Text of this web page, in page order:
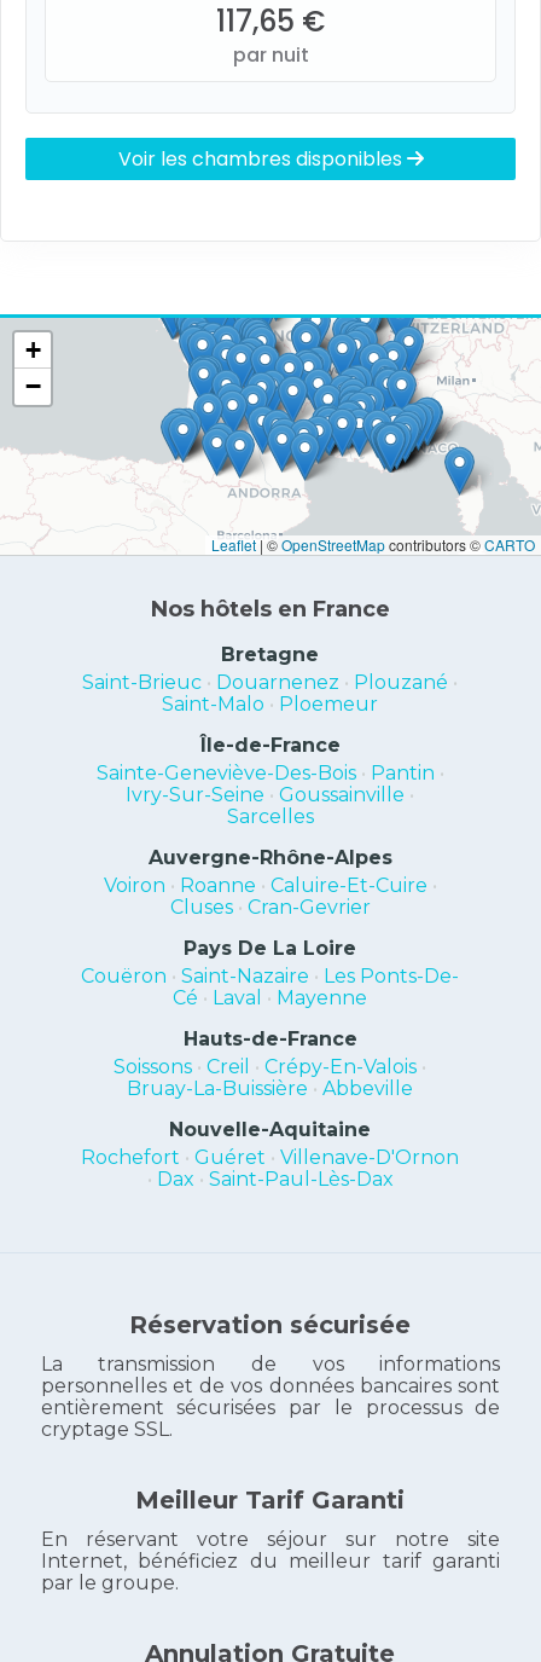
117,65 €
par nuit
Voir les chambres disponibles
+
−
Leaflet | ©OpenStreetMapcontributors ©CARTO
Nos hôtels en France
Bretagne
Saint-Brieuc • Douarnenez • Plouzané •
Saint-Malo • Ploemeur
Île-de-France
Sainte-Geneviève-Des-Bois• Pantin •
Ivry-Sur-Seine •Goussainville •
Sarcelles
Auvergne-Rhône-Alpes
Voiron • Roanne • Caluire-Et-Cuire •
Cluses• Cran-Gevrier
Pays De La Loire
Couëron •Saint-Nazaire • Les Ponts-De-
Cé • Laval • Mayenne
Hauts-de-France
Soissons •Creil •Crépy-En-Valois •
Bruay-La-Buissière •Abbeville
Nouvelle-Aquitaine
Rochefort •Guéret •Villenave-D'Ornon
• Dax • Saint-Paul-Lès-Dax
Réservation sécurisée
La transmission de vos informations
personnelles et de vos données bancaires sont
entièrement sécurisées par le processus de
cryptage SSL.
Meilleur Tarif Garanti
En réservant votre séjour sur notre site
Internet, bénéficiez du meilleur tarif garanti
par le groupe.
Annulation Gratuite